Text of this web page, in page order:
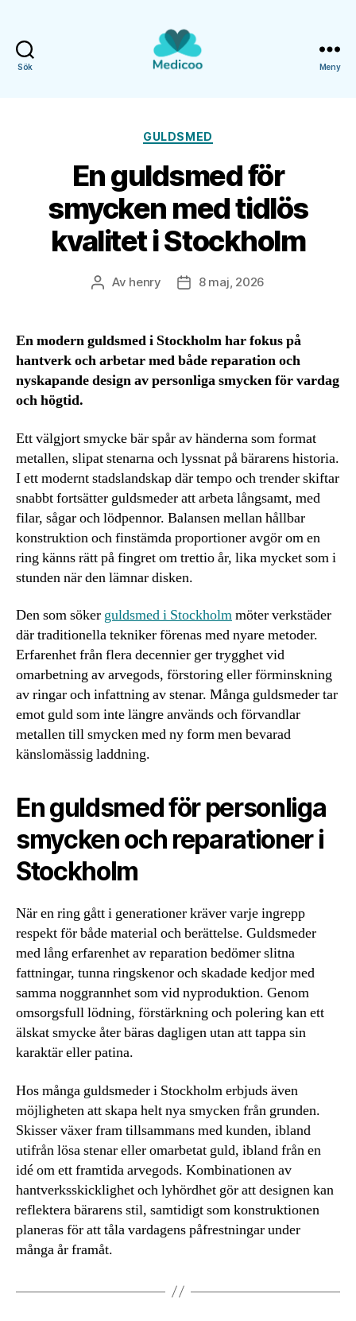
Sök Meny
Kategorier
GULDSMED
En guldsmed för
smycken med tidlös
kvalitet i Stockholm
Inläggsförfattare
Av henry Inläggsdatum
8 maj, 2026
En modern guldsmed i Stockholm har fokus på
hantverk och arbetar med både reparation och
nyskapande design av personliga smycken för vardag
och högtid.
Ett välgjort smycke bär spår av händerna som format
metallen, slipat stenarna och lyssnat på bärarens historia.
I ett modernt stadslandskap där tempo och trender skiftar
snabbt fortsätter guldsmeder att arbeta långsamt, med
filar, sågar och lödpennor. Balansen mellan hållbar
konstruktion och finstämda proportioner avgör om en
ring känns rätt på fingret om trettio år, lika mycket som i
stunden när den lämnar disken.
Den som söker guldsmed i Stockholmmöter verkstäder
där traditionella tekniker förenas med nyare metoder.
Erfarenhet från flera decennier ger trygghet vid
omarbetning av arvegods, förstoring eller förminskning
av ringar och infattning av stenar. Många guldsmeder tar
emot guld som inte längre används och förvandlar
metallen till smycken med ny form men bevarad
känslomässig laddning.
En guldsmed för personliga
smycken och reparationer i
Stockholm
När en ring gått i generationer kräver varje ingrepp
respekt för både material och berättelse. Guldsmeder
med lång erfarenhet av reparation bedömer slitna
fattningar, tunna ringskenor och skadade kedjor med
samma noggrannhet som vid nyproduktion. Genom
omsorgsfull lödning, förstärkning och polering kan ett
älskat smycke åter bäras dagligen utan att tappa sin
karaktär eller patina.
Hos många guldsmeder i Stockholm erbjuds även
möjligheten att skapa helt nya smycken från grunden.
Skisser växer fram tillsammans med kunden, ibland
utifrån lösa stenar eller omarbetat guld, ibland från en
idé om ett framtida arvegods. Kombinationen av
hantverksskicklighet och lyhördhet gör att designen kan
reflektera bärarens stil, samtidigt som konstruktionen
planeras för att tåla vardagens påfrestningar under
många år framåt.